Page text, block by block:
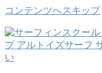
コンテンツへスキップ